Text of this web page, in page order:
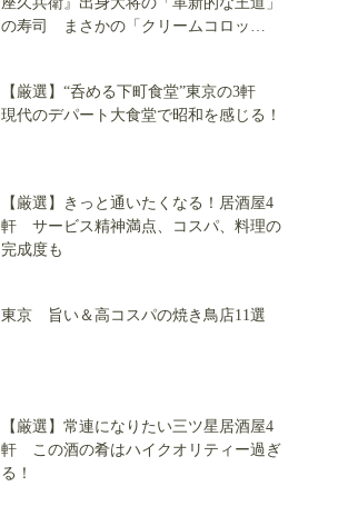
の寿司 まさかの「クリームコロッ
【厳選】“呑める下町食堂”東京の3軒
現代のデパート大食堂で昭和を感じる！
【厳選】きっと通いたくなる！居酒屋4
軒 サービス精神満点、コスパ、料理の
完成度も
東京 旨い＆高コスパの焼き鳥店11選
【厳選】常連になりたい三ツ星居酒屋4
軒 この酒の肴はハイクオリティー過ぎ
る！